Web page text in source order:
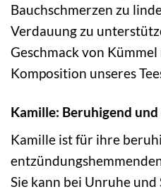
Bauchschmerzen zu
Verdauung zu
Geschmack von
Komposition unseres
Kamille: Beruhigend
Kamille ist für ihre
Sie kann bei Unruhe